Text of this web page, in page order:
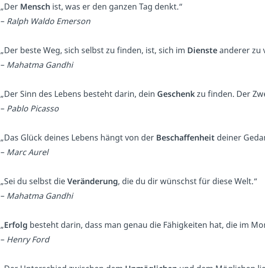
„Der Mensch ist, was er den ganzen Tag denkt.“
– Ralph Waldo Emerson
„Der beste Weg, sich selbst zu finden, ist, sich im Diensteanderer zu
– Mahatma Gandhi
„Der Sinn des Lebens besteht darin, dein Geschenkzu finden. Der
– Pablo Picasso
„Das Glück deines Lebens hängt von der Beschaffenheit deiner
– Marc Aurel
„Sei du selbst dieVeränderung, die du dir wünschst für diese Welt.“
– Mahatma Gandhi
„Erfolg besteht darin, dass man genau die Fähigkeiten hat, die im
– Henry Ford